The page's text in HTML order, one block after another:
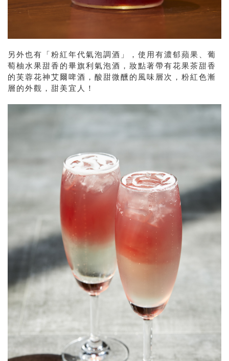
另外也有「粉紅年代氣泡調酒」，使用有濃郁蘋果、葡
萄柚水果甜香的畢旗利氣泡酒，妝點著帶有花果茶甜香
的芙蓉花神艾爾啤酒，酸甜微醺的風味層次，粉紅色漸
層的外觀，甜美宜人！